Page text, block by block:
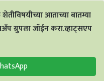
आताच्या बातम्या
ग्रुपला जॉईन करा.व्हाट्सएप